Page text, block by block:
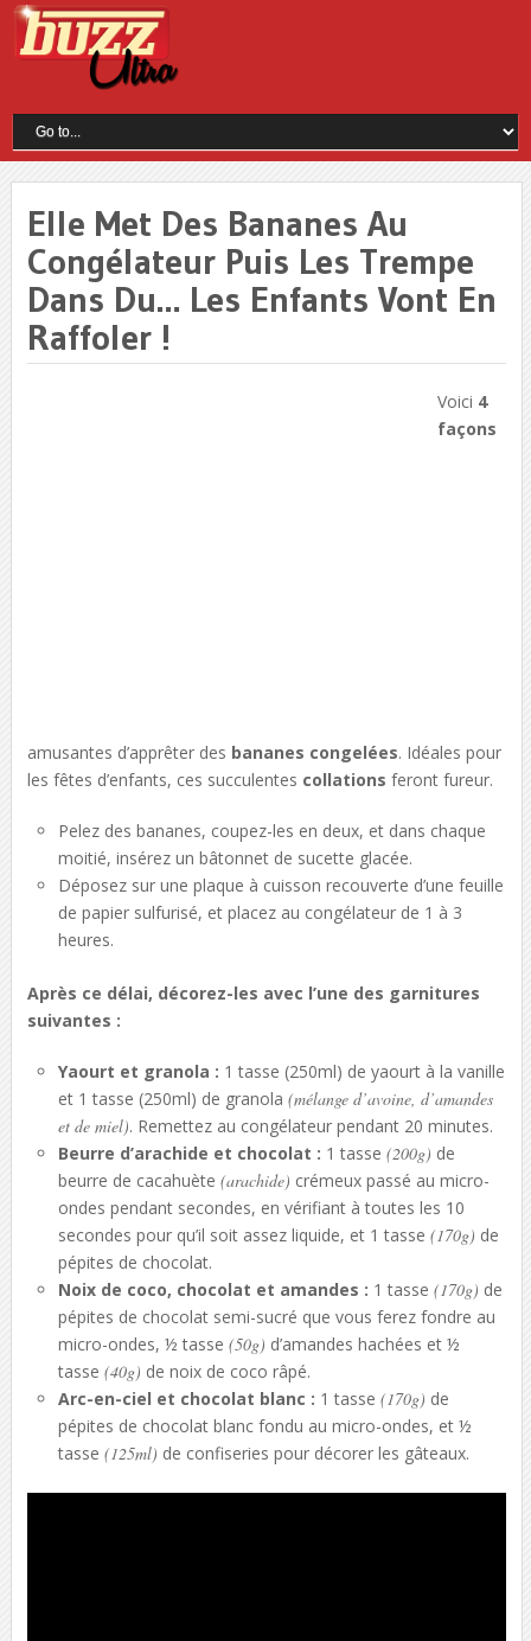
Elle Met Des Bananes Au
Congélateur Puis Les Trempe
Dans Du… Les Enfants Vont En
Raffoler !
Voici 4
façons
amusantes d’apprêter des bananes congelées. Idéales pour
les fêtes d’enfants, ces succulentes collations feront fureur.
Pelez des bananes, coupez-les en deux, et dans chaque
moitié, insérez un bâtonnet de sucette glacée.
Déposez sur une plaque à cuisson recouverte d’une feuille
de papier sulfurisé, et placez au congélateur de 1 à 3
heures.
Après ce délai, décorez-les avec l’une des garnitures
suivantes :
Yaourt et granola : 1 tasse (250ml) de yaourt à la vanille
et 1 tasse (250ml) de granola(mélange d’avoine, d’amandes
et de miel). Remettez au congélateur pendant 20 minutes.
Beurre d’arachide et chocolat : 1 tasse(200g) de
beurre de cacahuète(arachide) crémeux passé au micro-
ondes pendant secondes, en vérifiant à toutes les 10
secondes pour qu’il soit assez liquide, et 1 tasse(170g) de
pépites de chocolat.
Noix de coco, chocolat et amandes : 1 tasse (170g) de
pépites de chocolat semi-sucré que vous ferez fondre au
micro-ondes, ½ tasse(50g) d’amandes hachées et ½
tasse (40g) de noix de coco râpé.
Arc-en-ciel et chocolat blanc : 1 tasse (170g) de
pépites de chocolat blanc fondu au micro-ondes, et ½
tasse(125ml) de confiseries pour décorer les gâteaux.